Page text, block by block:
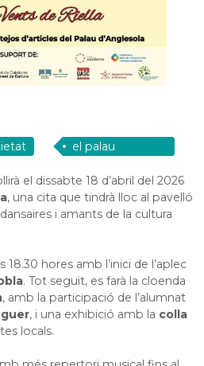
el palau
el dissabte 18 d’abril del 2026
, una cita que tindrà lloc al pavelló
i amants de la cultura
18.30 hores amb l’inici de l’aplec
. Tot seguit, es farà la cloenda
, amb la participació de l’alumnat
, i una exhibició amb la colla
locals.